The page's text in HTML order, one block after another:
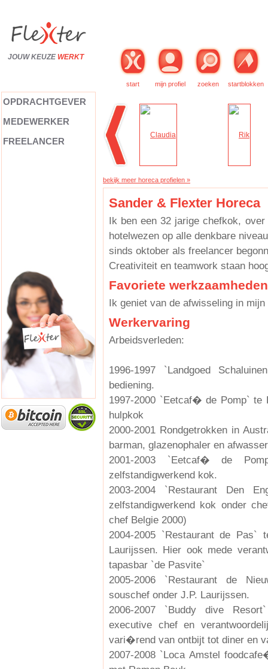
JOUW KEUZE WERKT
start mijn profiel zoeken startblokken
OPDRACHTGEVER
MEDEWERKER
FREELANCER
bekijk meer horeca profielen »
Sander & Flexter Horeca
Ik ben een 32 jarige chefkok,
hotelwezen op alle denkbare
sinds oktober als freelancer
Creativiteit en teamwork staan
Favoriete werkzaamheden
Ik geniet van de afwisseling in mijn
Werkervaring
Arbeidsverleden:
1996-1997 `Landgoed
bediening.
1997-2000 `Eetcaf� de Pomp` te
hulpkok
2000-2001 Rondgetrokken in
barman, glazenophaler en
2001-2003 `Eetcaf� de
zelfstandigwerkend kok.
2003-2004 `Restaurant Den
zelfstandigwerkend kok onder
chef Belgie 2000)
2004-2005 `Restaurant de Pas`
Laurijssen. Hier ook mede
tapasbar `de Pasvite`
2005-2006 `Restaurant de
souschef onder J.P. Laurijssen.
2006-2007 `Buddy dive
executive chef en
vari�rend van ontbijt tot diner en
2007-2008 `Loca Amstel